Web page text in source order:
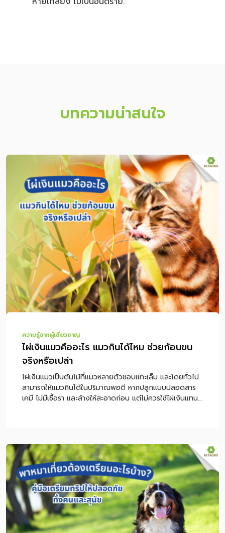
บทความน่าสนใจ
ความรู้จากผู้เชี่ยวชาญ
ไผ่เงินแมวคืออะไร แมวกินได้ไหม ช่วยก้อนขน
จริงหรือเปล่า
ไผ่เงินแมวเป็นต้นไม้ที่แมวหลายตัวชอบแทะเล็ม และโดยทั่วไป
สามารถให้แมวกินได้ในปริมาณพอดี หากปลูกแบบปลอดสาร
เคมี ไม่มีเชื้อรา และล้างให้สะอาดก่อน แต่ไม่ควรใช้ไผ่เงินแทน
โรค หากแมวมีอาการอาเจียนซ้ำ หายใจผิดปกติ เบื่ออาหาร หรือ
ขับถ่ายผิดปกติ ควรปรึกษาสัตวแพทย์โดยตรง สารบัญเนื้อหา
ไผ่เงินแมวคืออะไร แมวกินไผ่เงินได้ไหม ปลอดภัยหรือเปล่า
ทำไมแมวถึงชอบกินไผ่เงิน ไผ่เงินช่วยก้อนขนแมวได้จริงไหม
วิธีดูแลแมวที่มีปัญหาก้อนขนอย่างถูกต้อง วิธีปลูกไผ่เงินแมว
ให้ปลอดภัย ไผ่เงิน หญ้าแมว และตำแยแมวต่างกันอย่างไร
ไผ่เงินแมวเหมาะกับแมวแบบไหน อาการแบบไหนควรหยุดให้กิน
และพบสัตวแพทย์ สรุปการให้ไผ่เงินแมวอย่างปลอดภัย